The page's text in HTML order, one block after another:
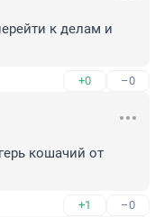
к делам и
+0 –0
кошачий от
+1 –0